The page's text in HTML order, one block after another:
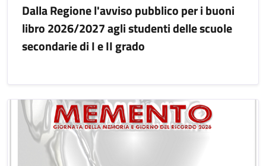
Dalla Regione l'avviso pubblico per i buoni
libro 2026/2027 agli studenti delle scuole
secondarie di I e II grado